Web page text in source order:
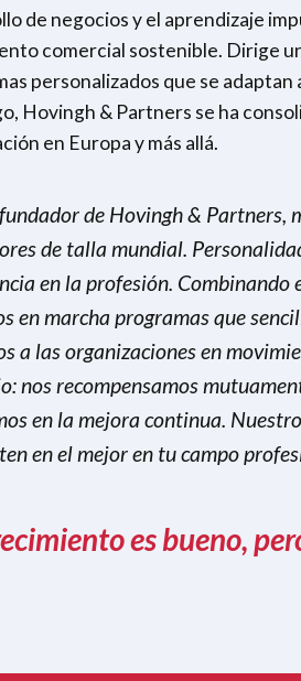
de negocios y el aprendizaje
comercial sostenible. Dirige
personalizados que se
Hovingh & Partners se ha
en Europa y más allá.
de Hovingh & Partners,
de talla mundial.
en la profesión. Combinando
en marcha programas que
a las organizaciones en
nos recompensamos
en la mejora continua.
en el mejor en tu campo
es bueno,